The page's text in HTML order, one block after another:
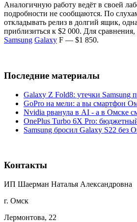
Аналогичную работу ведёт в своей
подробности не сообщаются. По
откладывать релиз в долгий ящик,
приблизиться к $2 000. Для
Samsung Galaxy F — $1 850.
Последние материалы
Galaxy Z Fold8: утечки Samsung
GoPro на мели: а вы смартфон
Nvidia рванула в AI - а в Омске
OnePlus Turbo 6X Pro:
Samsung бросил Galaxy S22 без
Контакты
ИП Шаерман Наталья Александровна
г. Омск
Лермонтова, 22